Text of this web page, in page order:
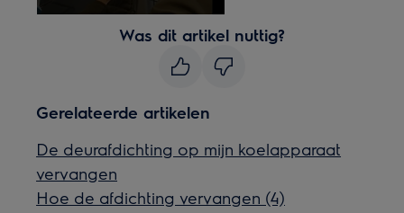
Was dit artikel nuttig?
Gerelateerde artikelen
De deurafdichting op mijn koelapparaat
vervangen
Hoe de afdichting vervangen (4)